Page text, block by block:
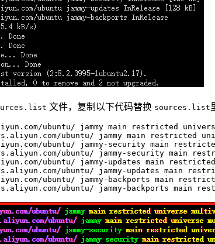
文件，复制以下代码替换 sources.list
ubuntu/ jammy main restricted
ubuntu/ jammy main restricted
ubuntu/ jammy-security main
ubuntu/ jammy-security main
ubuntu/ jammy-updates main
ubuntu/ jammy-updates main
ubuntu/ jammy-backports main